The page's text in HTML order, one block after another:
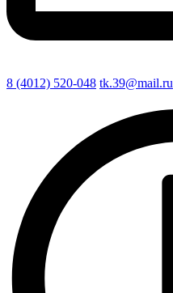
8 (4012) 520-048 tk.39@mail.ru